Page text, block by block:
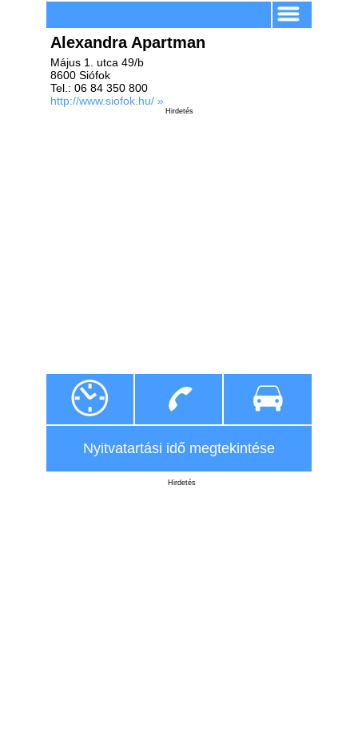
Alexandra Apartman
Május 1. utca 49/b
8600 Siófok
Tel.: 06 84 350 800
http://www.siofok.hu/ »
Hirdetés
Nyitvatartási idő megtekintése
Hirdetés